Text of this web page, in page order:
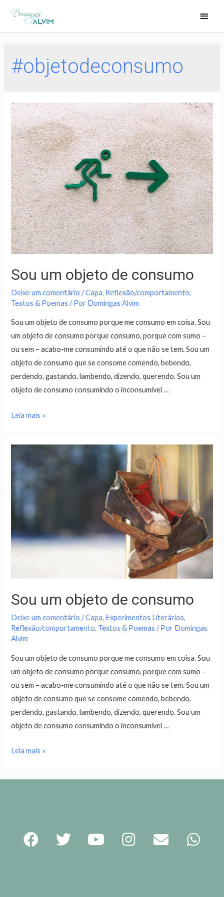
#objetodeconsumo
Sou um objeto de consumo
Deixe um comentário /Capa, Reflexão/comportamento,
Textos & Poemas / Por Domingas Alvim
Sou um objeto de consumo porque me consumo em coisa. Sou
um objeto de consumo porque consumo, porque com sumo –
ou sem – acabo-me consumindo até o que não se tem. Sou um
objeto de consumo que se consome comendo, bebendo,
perdendo, gastando, lambendo, dizendo, querendo. Sou um
objeto de consumo consumindo o inconsumível …
Leia mais »
Sou um objeto de consumo
Deixe um comentário /Capa, Experimentos Literários,
Reflexão/comportamento, Textos & Poemas / Por Domingas
Alvim
Sou um objeto de consumo porque me consumo em coisa. Sou
um objeto de consumo porque consumo, porque com sumo –
ou sem – acabo-me consumindo até o que não se tem. Sou um
objeto de consumo que se consome comendo, bebendo,
perdendo, gastando, lambendo, dizendo, querendo. Sou um
objeto de consumo consumindo o inconsumível …
Leia mais »